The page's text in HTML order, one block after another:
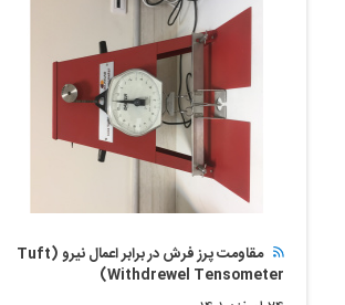
مقاومت پرز فرش در برابر اعمال نیرو (Tuft
Withdrewel Tensometer)